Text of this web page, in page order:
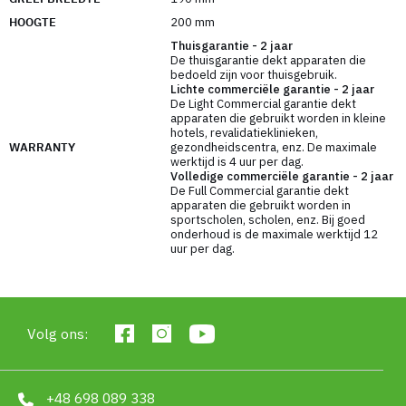
krassen en corrosie en vermindert het risico op
belangrijk is bij het thuis sporten. Bovendien
hebben ze dankzij hun felle kleuren een
aantrekkelijk uiterlijk, wat kan aanmoedigen om te
Hoe kies je het juiste gewicht?
Beginners: Het wordt meestal aanbevolen om
te beginnen met 4-12 kg.
Gemiddeld: Gewichten van 12-16 kg zijn
geschikt voor mensen met enige ervaring.
Voorbeeldoefeningen:
ontwikkelen van kracht en
HOOGTE
200 mm
WARRANTY
Thuisgarantie - 2 jaar
De thuisgarantie dekt apparaten die
bedoeld zijn voor thuisgebruik.
Lichte commerciële garantie - 2 jaar
De Light Commercial garantie dekt
apparaten die gebruikt worden in kleine
hotels, revalidatieklinieken,
gezondheidscentra, enz. De maximale
werktijd is 4 uur per dag.
Volledige commerciële garantie - 2 jaar
De Full Commercial garantie dekt
apparaten die gebruikt worden in
sportscholen, scholen, enz. Bij goed
onderhoud is de maximale werktijd 12
uur per dag.
Volg ons:
+48 698 089 338